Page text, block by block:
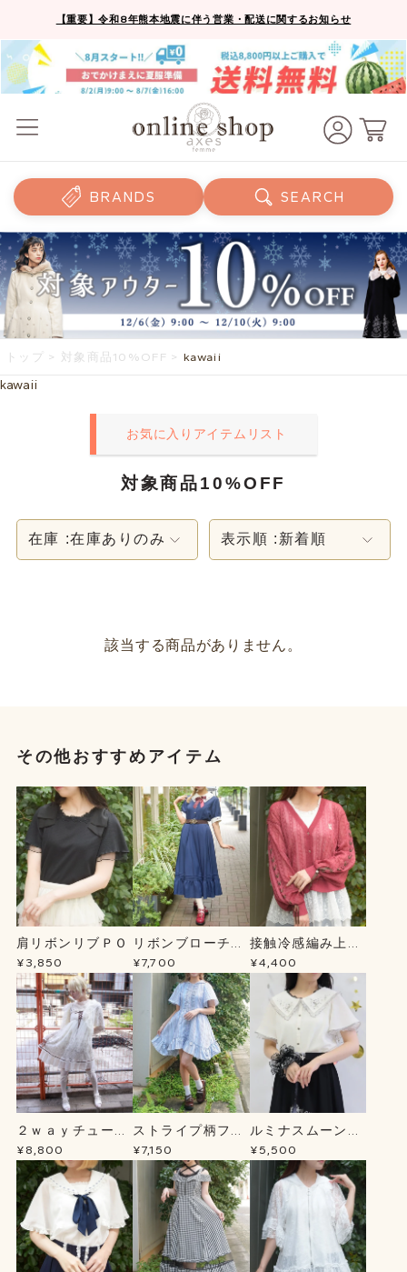
【重要】令和8年熊本地震に伴う営業・配送に関するお知らせ
BRANDS SEARCH
トップ > 対象商品10%OFF > kawaii
kawaii
お気に入りアイテムリスト
対象商品10%OFF
在庫 :在庫ありのみ 表示順 : 新着順
該当する商品がありません。
その他おすすめアイテム
肩リボンリブＰＯ
¥3,850
リボンブローチ薔
薇刺繍ＯＰ
¥7,700
接触冷感編み上げ
ニットＣＤ
¥4,400
２ｗａｙチュール
チュニック
¥8,800
ストライプ柄フー
ドシャツＯＰ
¥7,150
ルミナスムーン刺
繍ブラウス
¥5,500